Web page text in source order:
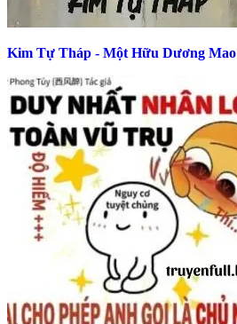
Kim Tự Tháp - Một Hữu Dương Mao